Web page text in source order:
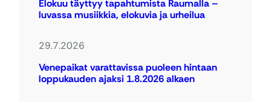
Elokuu täyttyy tapahtumista Raumalla –
luvassa musiikkia, elokuvia ja urheilua
29.7.2026
Venepaikat varattavissa puoleen hintaan
loppukauden ajaksi 1.8.2026 alkaen